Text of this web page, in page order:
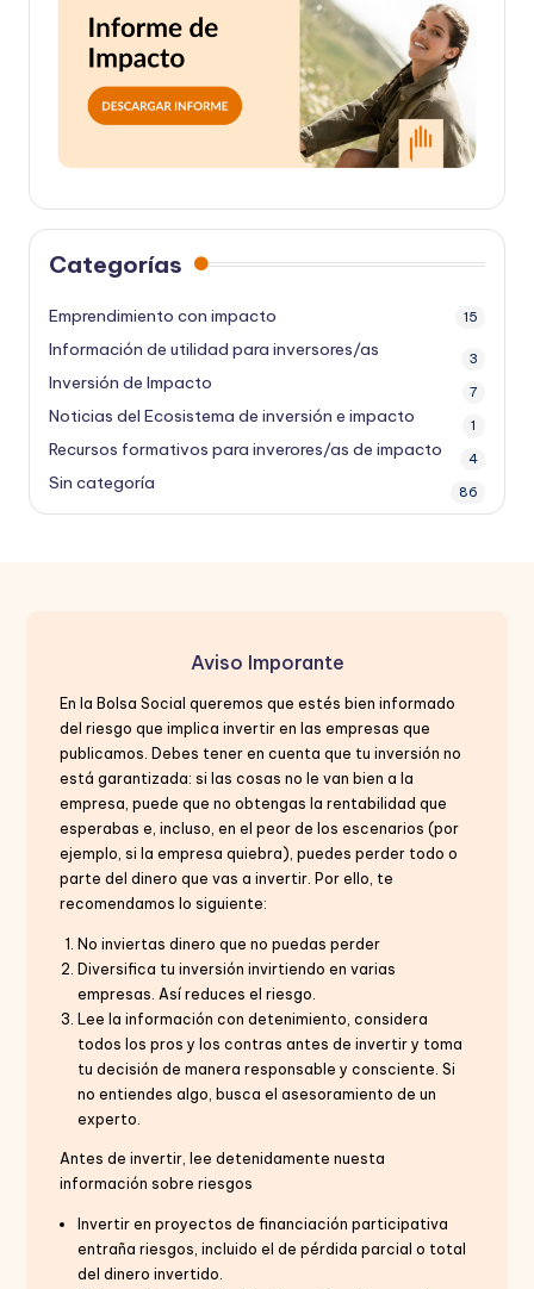
Categorías
Emprendimiento con impacto 15
Información de utilidad para inversores/as 3
Inversión de Impacto 7
Noticias del Ecosistema de inversión e impacto 1
Recursos formativos para inverores/as de impacto 4
Sin categoría 86
Aviso Imporante
En la Bolsa Social queremos que estés bien informado
del riesgo que implica invertir en las empresas que
publicamos. Debes tener en cuenta que tu inversión no
está garantizada: si las cosas no le van bien a la
empresa, puede que no obtengas la rentabilidad que
esperabas e, incluso, en el peor de los escenarios (por
ejemplo, si la empresa quiebra), puedes perder todo o
parte del dinero que vas a invertir. Por ello, te
recomendamos lo siguiente:
No inviertas dinero que no puedas perder
Diversifica tu inversión invirtiendo en varias
empresas. Así reduces el riesgo.
Lee la información con detenimiento, considera
todos los pros y los contras antes de invertir y toma
tu decisión de manera responsable y consciente. Si
no entiendes algo, busca el asesoramiento de un
experto.
Antes de invertir, lee detenidamente nuesta
información sobre riesgos
Invertir en proyectos de financiación participativa
entraña riesgos, incluido el de pérdida parcial o total
del dinero invertido.